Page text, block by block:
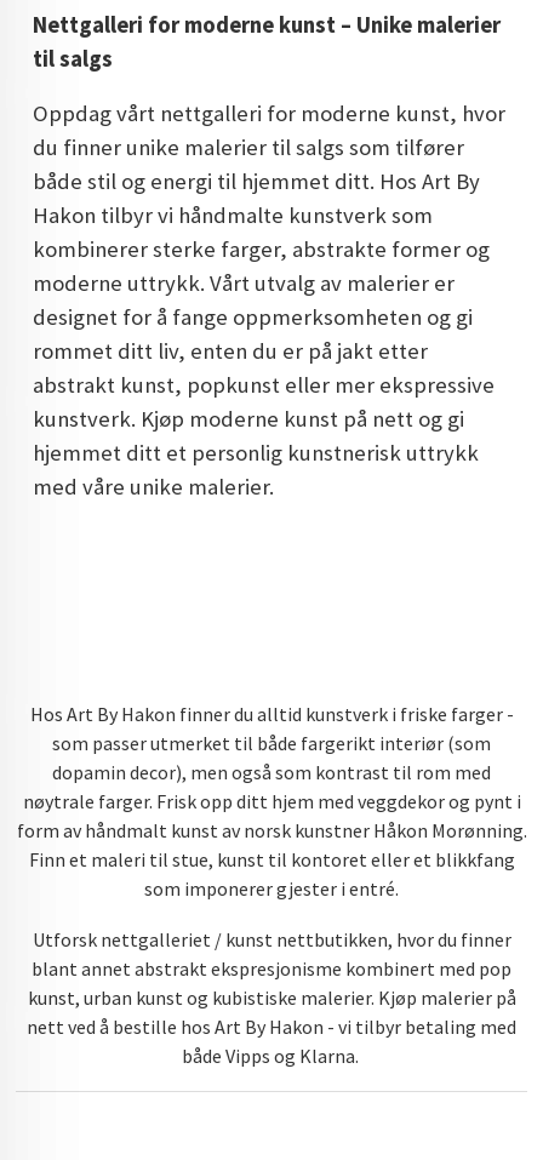
KUNST
KUNSTNER BLOGG - EN KUNSTNERS DAGBOK
STORE MALERIER TIL STUE
NORSK KUNST
DOPAMIN DECOR NORGE
DOPAMIN DECOR NORGE
Nettgalleri for moderne kunst – Unike malerier
til salgs
Oppdag vårt nettgalleri for moderne kunst, hvor
du finner unike malerier til salgs som tilfører
både stil og energi til hjemmet ditt. Hos Art By
Hakon tilbyr vi håndmalte kunstverk som
kombinerer sterke farger, abstrakte former og
moderne uttrykk. Vårt utvalg av malerier er
designet for å fange oppmerksomheten og gi
rommet ditt liv, enten du er på jakt etter
abstrakt kunst, popkunst eller mer ekspressive
kunstverk. Kjøp moderne kunst på nett og gi
hjemmet ditt et personlig kunstnerisk uttrykk
med våre unike malerier.
Hos Art By Hakon finner du alltid kunstverk i friske farger -
som passer utmerket til både fargerikt interiør (som
dopamin decor), men også som kontrast til rom med
nøytrale farger. Frisk opp ditt hjem med veggdekor og pynt i
form av håndmalt kunst av norsk kunstner Håkon Morønning.
Finn et maleri til stue, kunst til kontoret eller et blikkfang
som imponerer gjester i entré.
Utforsk nettgalleriet / kunst nettbutikken, hvor du finner
blant annet abstrakt ekspresjonisme kombinert med pop
kunst, urban kunst og kubistiske malerier. Kjøp malerier på
nett ved å bestille hos Art By Hakon - vi tilbyr betaling med
både Vipps og Klarna.